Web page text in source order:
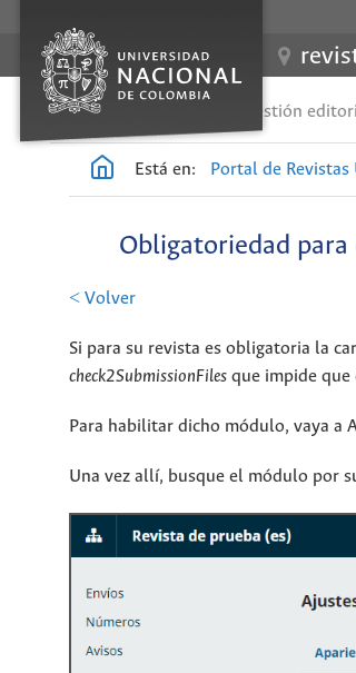
Guías de gestión
Está en: Portal de Revistas
Obligatoriedad
< Volver
Si para su revista es obligatoria la
check2SubmissionFiles que impide que
Para habilitar dicho módulo, vaya
Una vez allí, busque el módulo por